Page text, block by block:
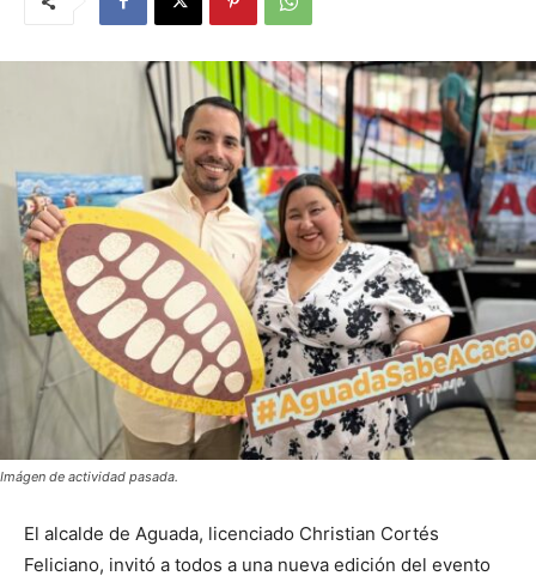
Imágen de actividad pasada.
El alcalde de Aguada, licenciado Christian Cortés
Feliciano, invitó a todos a una nueva edición del evento